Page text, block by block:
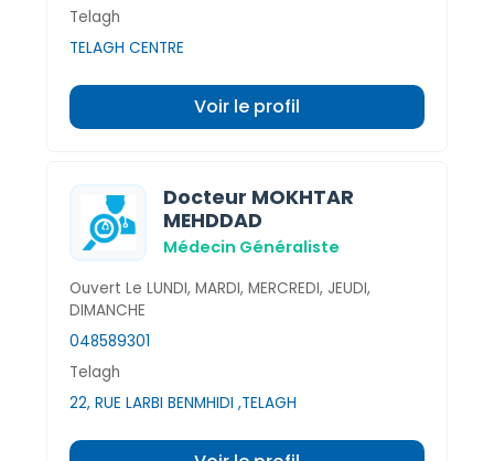
Telagh
TELAGH CENTRE
Voir le profil
Docteur MOKHTAR
MEHDDAD
Médecin Généraliste
Ouvert Le LUNDI, MARDI, MERCREDI, JEUDI,
DIMANCHE
048589301
Telagh
22, RUE LARBI BENMHIDI ,TELAGH